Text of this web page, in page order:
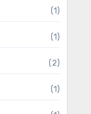
(1)
(1)
(2)
(1)